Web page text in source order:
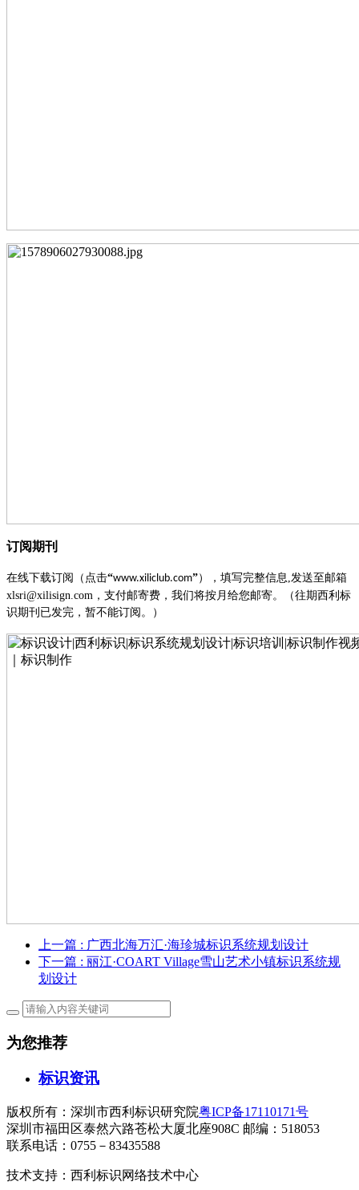
订阅期刊
在线下载订阅（点击“www.xiliclub.com”），填写完整信息 ,发送至邮箱
xlsri@xilisign.com，支付邮寄费，我们将按月给您邮寄。（往期西利标
识期刊已发完，暂不能订阅。）
上一篇 : 广西北海万汇·海珍城标识系统规划设计
下一篇 : 丽江·COART Village雪山艺术小镇标识系统规
划设计
为您推荐
标识资讯
版权所有：深圳市西利标识研究院粤ICP备17110171号
深圳市福田区泰然六路苍松大厦北座908C 邮编：518053
联系电话：0755－83435588
技术支持：西利标识网络技术中心